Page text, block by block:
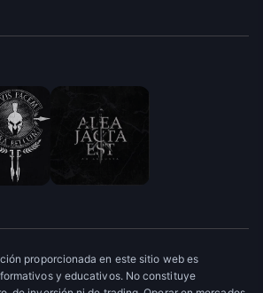
proporcionada en este sitio web es
y educativos. No constituye